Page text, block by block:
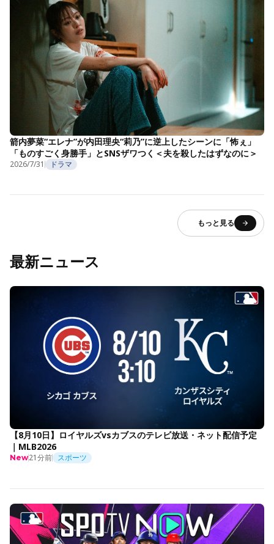
箭内夢菜“エレナ”が内田理央“莉乃”に逆上したシーンに「怖ぇ」
「ものすごく身勝手」とSNSザワつく＜夫を殺したはずなのに＞
2026/7/31 ドラマ
もっと見る
最新ニュース
【8月10日】ロイヤルズvsカブスのテレビ放送・ネット配信予定
｜MLB2026
New21分前 スポーツ